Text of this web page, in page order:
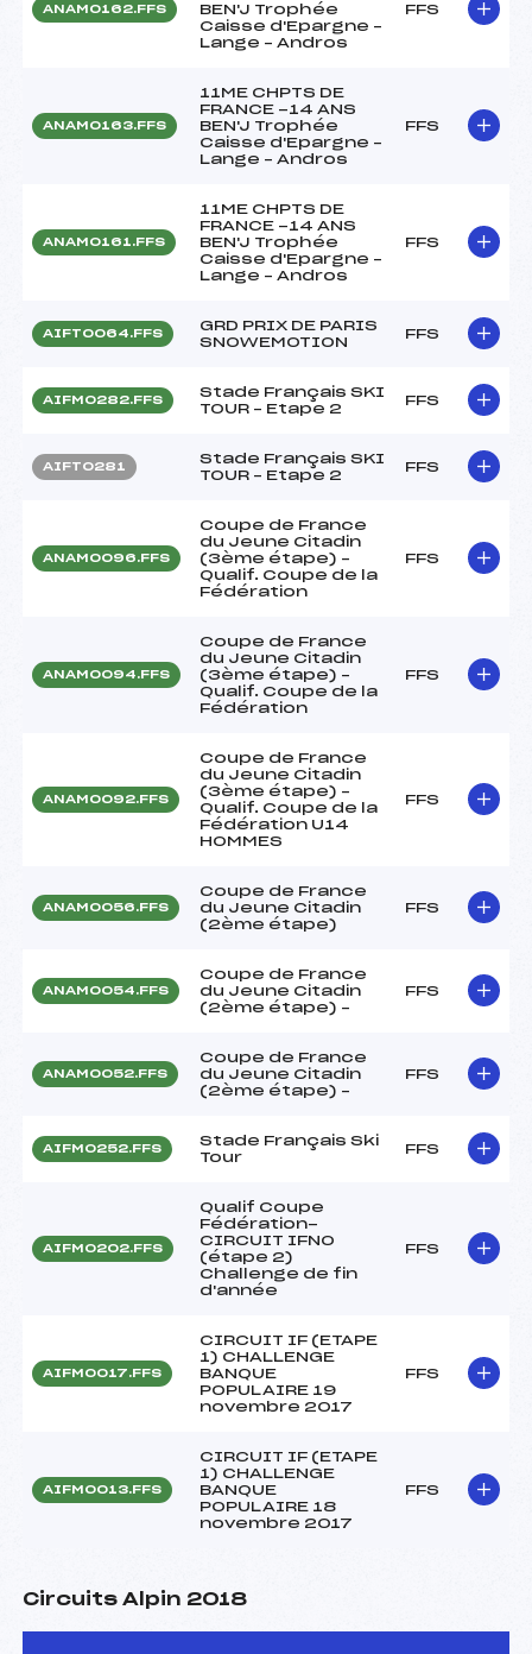
ANAM0162.FFS
BEN'J Trophée
Caisse d'Epargne –
Lange – Andros
FFS
ANAM0163.FFS
11ME CHPTS DE
FRANCE -14 ANS
BEN'J Trophée
Caisse d'Epargne –
Lange – Andros
FFS
ANAM0161.FFS
11ME CHPTS DE
FRANCE -14 ANS
BEN'J Trophée
Caisse d'Epargne –
Lange – Andros
FFS
AIFT0064.FFS
GRD PRIX DE PARIS
SNOWEMOTION
FFS
AIFM0282.FFS
Stade Français SKI
TOUR – Etape 2
FFS
AIFT0281
Stade Français SKI
TOUR – Etape 2
FFS
ANAM0096.FFS
Coupe de France
du Jeune Citadin
(3ème étape) –
Qualif. Coupe de la
Fédération
FFS
ANAM0094.FFS
Coupe de France
du Jeune Citadin
(3ème étape) –
Qualif. Coupe de la
Fédération
FFS
ANAM0092.FFS
Coupe de France
du Jeune Citadin
(3ème étape) –
Qualif. Coupe de la
Fédération U14
HOMMES
FFS
ANAM0056.FFS
Coupe de France
du Jeune Citadin
(2ème étape)
FFS
ANAM0054.FFS
Coupe de France
du Jeune Citadin
(2ème étape) –
FFS
ANAM0052.FFS
Coupe de France
du Jeune Citadin
(2ème étape) –
FFS
AIFM0252.FFS
Stade Français Ski
Tour
FFS
AIFM0202.FFS
Qualif Coupe
Fédération-
CIRCUIT IFNO
(étape 2)
Challenge de fin
d'année
FFS
AIFM0017.FFS
CIRCUIT IF (ETAPE
1) CHALLENGE
BANQUE
POPULAIRE 19
novembre 2017
FFS
AIFM0013.FFS
CIRCUIT IF (ETAPE
1) CHALLENGE
BANQUE
POPULAIRE 18
novembre 2017
FFS
Circuits Alpin 2018